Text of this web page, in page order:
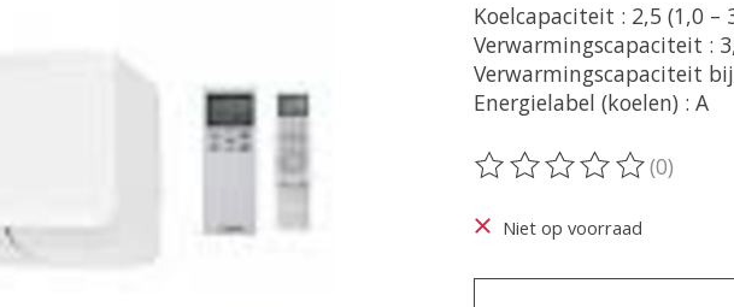
Koelcapaciteit : 2,5 (1,0 –
Verwarmingscapaciteit :
Verwarmingscapaciteit bij
Energielabel (koelen) : A
De beoordeling van dit
(0)
Niet op voorraad